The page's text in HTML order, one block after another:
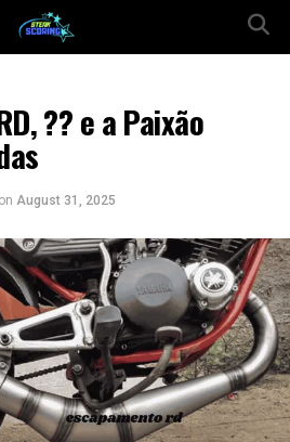
?? e a Paixão
on August 31, 2025